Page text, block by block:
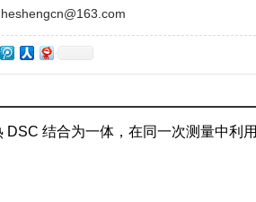
结合为一体，在同一次测量中利用